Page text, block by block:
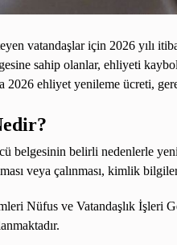
vatandaşlar için 2026 yılı
sahip olanlar, ehliyeti
2026 ehliyet yenileme ücreti,
belgesinin belirli nedenlerle
veya çalınması, kimlik
Nüfus ve Vatandaşlık İşleri